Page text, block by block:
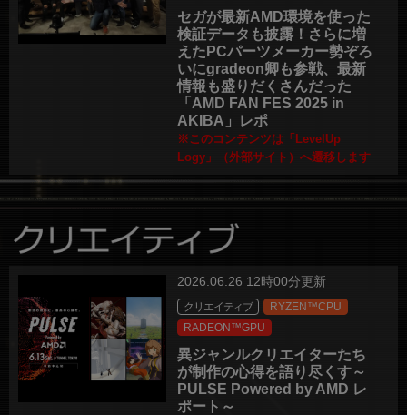
セガが最新AMD環境を使った
検証データも披露！さらに増
えたPCパーツメーカー勢ぞろ
いにgradeon卿も参戦、最新
情報も盛りだくさんだった
「AMD FAN FES 2025 in
AKIBA」レポ
※このコンテンツは「LevelUp
Logy」（外部サイト）へ遷移します
2026.06.26 12時00分更新
クリエイティブ
RYZEN™CPU
RADEON™GPU
異ジャンルクリエイターたち
が制作の心得を語り尽くす～
PULSE Powered by AMD レ
ポート～